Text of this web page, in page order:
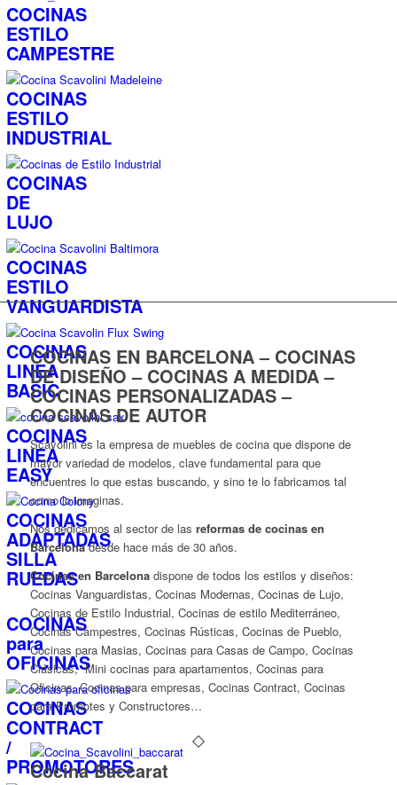
COCINAS
ESTILO
CAMPESTRE
COCINAS
ESTILO
INDUSTRIAL
COCINAS
DE
LUJO
COCINAS
ESTILO
VANGUARDISTA
COCINAS
LINEA
BASIC
COCINAS
LINEA
EASY
COCINAS
ADAPTADAS
SILLA
RUEDAS
COCINAS
para
OFICINAS
COCINAS
CONTRACT
/
PROMOTORES
COCINAS EN BARCELONA – COCINAS
DE DISEÑO – COCINAS A MEDIDA –
COCINAS PERSONALIZADAS –
COCINAS DE AUTOR
Scavolini es la empresa de muebles de cocina que dispone de
mayor variedad de modelos, clave fundamental para que
encuentres lo que estas buscando, y sino te lo fabricamos tal
como lo imaginas.
Nos dedicamos al sector de las reformas de cocinas en
Barcelonadesde hace más de 30 años.
Cocinas en Barcelonadispone de todos los estilos y diseños:
Cocinas Vanguardistas, Cocinas Modernas, Cocinas de Lujo,
Cocinas de Estilo Industrial, Cocinas de estilo Mediterráneo,
Cocinas Campestres, Cocinas Rústicas, Cocinas de Pueblo,
Cocinas para Masias, Cocinas para Casas de Campo, Cocinas
Clásicas, Mini cocinas para apartamentos, Cocinas para
Oficinas, Cocinas para empresas, Cocinas Contract, Cocinas
para Promotes y Constructores…
Cocina Baccarat